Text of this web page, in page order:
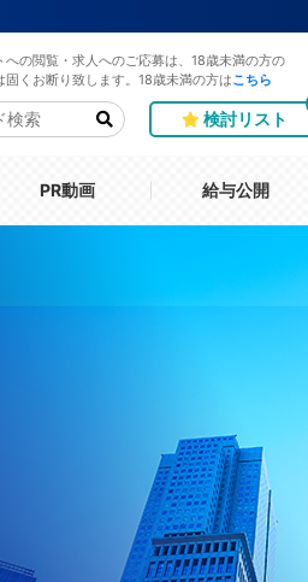
への閲覧・求人へのご応募は、18歳未満の方の
固くお断り致します。18歳未満の方は こちら
検討リスト
PR動画 給与公開